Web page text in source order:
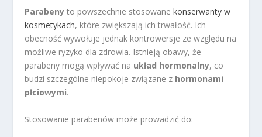
Parabeny to powszechnie stosowanekonserwanty w
kosmetykach, które zwiększają ich trwałość. Ich
obecność wywołuje jednak kontrowersje ze względu na
możliwe ryzyko dla zdrowia. Istnieją obawy, że
parabeny mogą wpływać na układ hormonalny, co
budzi szczególne niepokoje związane z hormonami
płciowymi.
Stosowanie parabenów może prowadzić do: